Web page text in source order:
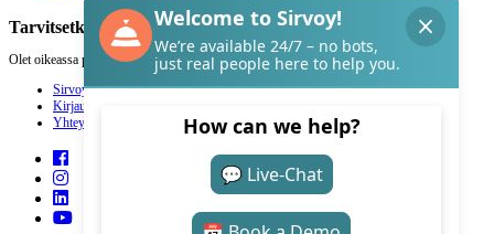
Tarvitsetko apua Sirvoyn kanssa?
Olet oikeassa paikassa.
Sirvoy
Kirjaudu
Yhteystiedot